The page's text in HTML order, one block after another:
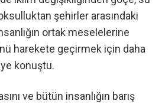
şehirler arasındaki
ortak meselelerine
harekete geçirmek için daha
konuştu.
ve bütün insanlığın barış